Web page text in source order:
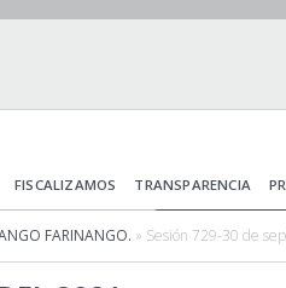
FISCALIZAMOS TRANSPARENCIA
FARINANGO. » Sesión 729-30 de